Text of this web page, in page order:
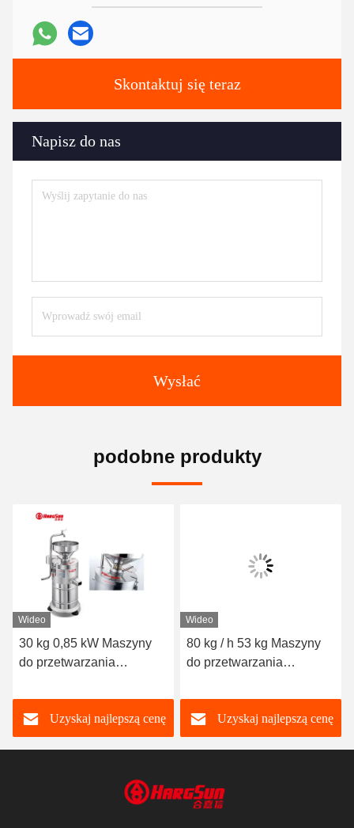
Skontaktuj się teraz
Napisz do nas
Wysłać
podobne produkty
Wideo
30 kg 0,85 kW Maszyny
do przetwarzania
i separator soi
Uzyskaj najlepszą cenę
Wideo
80 kg / h 53 kg Maszyny
do przetwarzania
Szlifierka do mleka
sojowego dla restauracji
Uzyskaj najlepszą cenę